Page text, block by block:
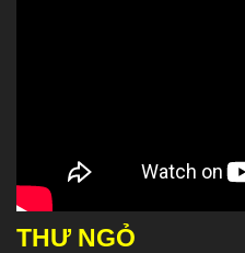
THƯ NGỎ